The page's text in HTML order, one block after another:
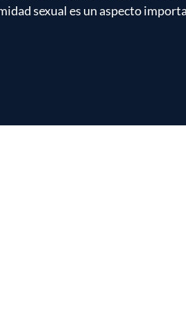
sexual es un aspecto